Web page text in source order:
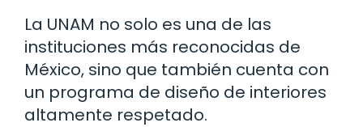
La UNAM no solo es una de las
instituciones más reconocidas de
México, sino que también cuenta con
un programa de diseño de interiores
altamente respetado.